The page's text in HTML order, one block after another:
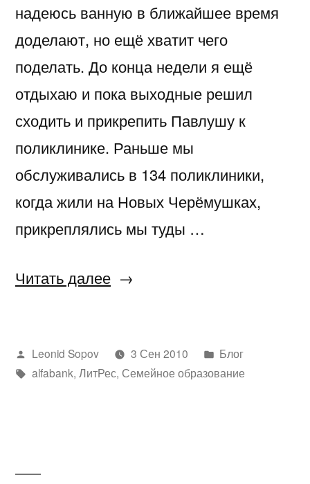
надеюсь ванную в ближайшее время
доделают, но ещё хватит чего
поделать. До конца недели я ещё
отдыхаю и пока выходные решил
сходить и прикрепить Павлушу к
поликлинике. Раньше мы
обслуживались в 134 поликлиники,
когда жили на Новых Черёмушках,
прикреплялись мы туды …
Читать далее«ДГП
Написано
автором
Leonid Sopov 3 Сен 2010
Написано
в
Блог
Метки:
alfabank, ЛитРес, Семейное образование